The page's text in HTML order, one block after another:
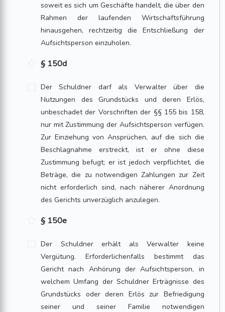
soweit es sich um Geschäfte handelt, die über den
Rahmen der laufenden Wirtschaftsführung
hinausgehen, rechtzeitig die Entschließung der
Aufsichtsperson einzuholen.
§ 150d
Der Schuldner darf als Verwalter über die
Nutzungen des Grundstücks und deren Erlös,
unbeschadet der Vorschriften der §§ 155 bis 158,
nur mit Zustimmung der Aufsichtsperson verfügen.
Zur Einziehung von Ansprüchen, auf die sich die
Beschlagnahme erstreckt, ist er ohne diese
Zustimmung befugt; er ist jedoch verpflichtet, die
Beträge, die zu notwendigen Zahlungen zur Zeit
nicht erforderlich sind, nach näherer Anordnung
des Gerichts unverzüglich anzulegen.
§ 150e
Der Schuldner erhält als Verwalter keine
Vergütung. Erforderlichenfalls bestimmt das
Gericht nach Anhörung der Aufsichtsperson, in
welchem Umfang der Schuldner Erträgnisse des
Grundstücks oder deren Erlös zur Befriedigung
seiner und seiner Familie notwendigen